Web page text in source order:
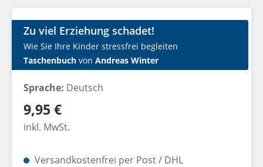
Zu viel Erziehung schadet!
Wie Sie Ihre Kinder stressfrei begleiten
Taschenbuch von Andreas Winter
Sprache: Deutsch
Regulärer Preis:
9,95 €
inkl. MwSt.
Versandkostenfrei per Post / DHL